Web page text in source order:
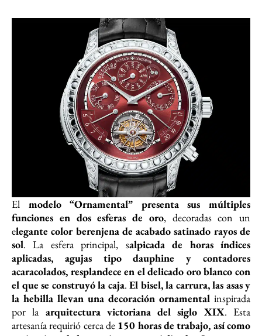
El modelo “Ornamental” presenta sus múltiples
funciones en dos esferas de oro, decoradas con un
elegante color berenjena de acabado satinado rayos de
sol. La esfera principal, salpicada de horas índices
aplicadas, agujas tipo dauphine y contadores
acaracolados, resplandece en el delicado oro blanco con
el que se construyó la caja. El bisel, la carrura, las asas y
la hebilla llevan una decoración ornamental inspirada
por la arquitectura victoriana del siglo XIX. Esta
artesanía requirió cerca de 150 horas de trabajo, así como